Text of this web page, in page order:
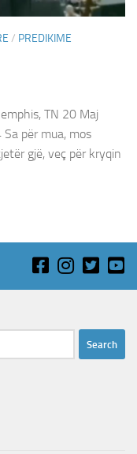
/ PREDIKIME
TN 20 Maj
për mua, mos
gjë, veç për kryqin